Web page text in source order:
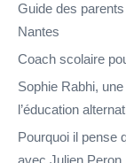
Guide des
Nantes
Coach scolaire
Sophie Rabhi,
l’éducation
Pourquoi il pense
avec Julien Peron